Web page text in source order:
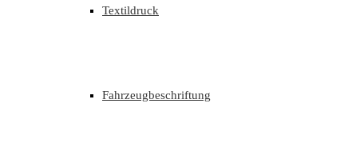
Textildruck
Fahrzeugbeschriftung